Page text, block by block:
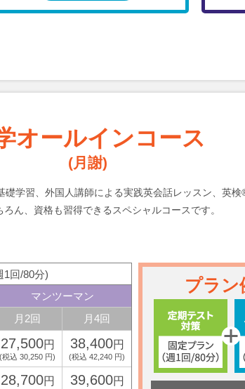
オールインコース
(月謝)
礎学習、外国人講師による実践英会話レッスン、英
ろん、資格も習得できるスペシャルコースです。
1回/80分)
マンツーマン
月2回 月4回
27,500円
(税込 30,250 円)
38,400円
(税込 42,240 円)
28,700円 39,600円
プラン